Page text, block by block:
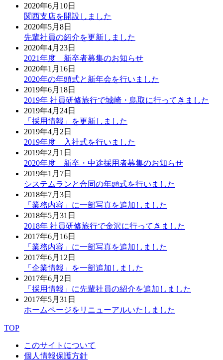
2020年6月10日
関西支店を開設しました
2020年5月8日
先輩社員の紹介を更新しました
2020年4月23日
2021年度 新卒者募集のお知らせ
2020年1月16日
2020年の年頭式と新年会を行いました
2019年6月18日
2019年 社員研修旅行で城崎・鳥取に行ってきました
2019年4月24日
「採用情報」を更新しました
2019年4月2日
2019年度 入社式を行いました
2019年2月1日
2020年度 新卒・中途採用者募集のお知らせ
2019年1月7日
システムランと合同の年頭式を行いました
2018年7月3日
「業務内容」に一部写真を追加しました
2018年5月31日
2018年 社員研修旅行で金沢に行ってきました
2017年6月16日
「業務内容」に一部写真を追加しました
2017年6月12日
「企業情報」を一部追加しました
2017年6月2日
「採用情報」に先輩社員の紹介を追加しました
2017年5月31日
ホームページをリニューアルいたしました
TOP
このサイトについて
個人情報保護方針